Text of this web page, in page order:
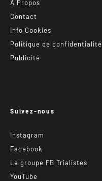
A Propos
Contact
Info Cookies
Politique de confidentialité
Publicité
Suivez-nous
Instagram
Facebook
Le groupe FB Trialistes
YouTube